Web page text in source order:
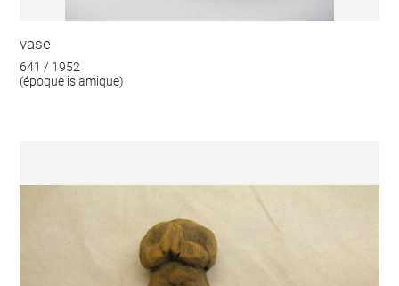
vase
641 / 1952
(époque islamique)